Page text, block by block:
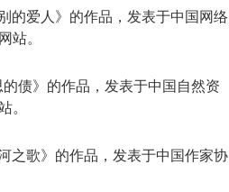
的爱人》的作品，发表于中国网络
站。
债》的作品，发表于中国自然资
。
之歌》的作品，发表于中国作家协